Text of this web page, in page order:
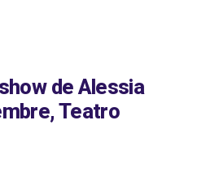
de Alessia
Teatro